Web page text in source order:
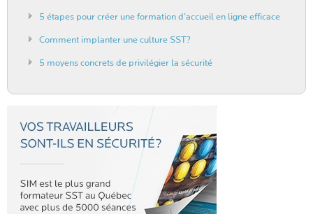
5 étapes pour créer une formation d’accueil en ligne efficace
Comment implanter une culture SST?
5 moyens concrets de privilégier la sécurité